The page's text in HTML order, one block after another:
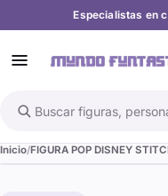
Especialistas en
Buscar en el catálogo
Inicio FIGURA POP DISNEY